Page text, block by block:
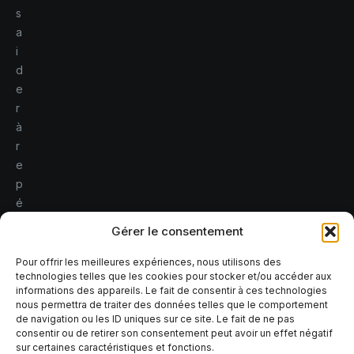
Gérer le consentement
Pour offrir les meilleures expériences, nous utilisons des
technologies telles que les cookies pour stocker et/ou accéder aux
informations des appareils. Le fait de consentir à ces technologies
nous permettra de traiter des données telles que le comportement
de navigation ou les ID uniques sur ce site. Le fait de ne pas
consentir ou de retirer son consentement peut avoir un effet négatif
sur certaines caractéristiques et fonctions.
s
a
i
d
e
r
à
r
e
p
é
r
l
e
s
r